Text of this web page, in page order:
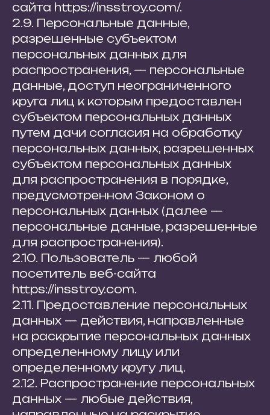
сайта https://insstroy.com/.
2.9. Персональные данные,
разрешенные субъектом
персональных данных для
распространения, — персональные
данные, доступ неограниченного
круга лиц к которым предоставлен
субъектом персональных данных
путем дачи согласия на обработку
персональных данных, разрешенных
субъектом персональных данных
для распространения в порядке,
предусмотренном Законом о
персональных данных (далее —
персональные данные, разрешенные
для распространения).
2.10. Пользователь — любой
посетитель веб-сайта
https://insstroy.com.
2.11. Предоставление персональных
данных — действия, направленные
на раскрытие персональных данных
определенному лицу или
определенному кругу лиц.
2.12. Распространение персональных
данных — любые действия,